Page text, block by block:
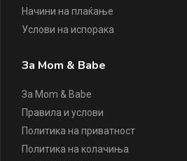
Начини на плаќање
Услови на испорака
За Mom & Babe
За Mom & Babe
Правила и услови
Политика на приватност
Политика на колачиња